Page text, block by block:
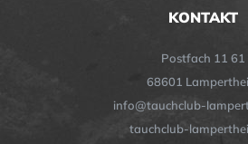
KONTAKT
Postfach 11 61
68601
info@tauchclub-
tauchclub-